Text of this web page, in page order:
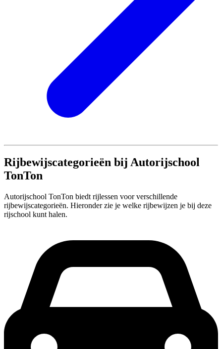
Rijbewijscategorieën bij Autorijschool
TonTon
Autorijschool TonTon biedt rijlessen voor verschillende
rijbewijscategorieën. Hieronder zie je welke rijbewijzen je bij deze
rijschool kunt halen.